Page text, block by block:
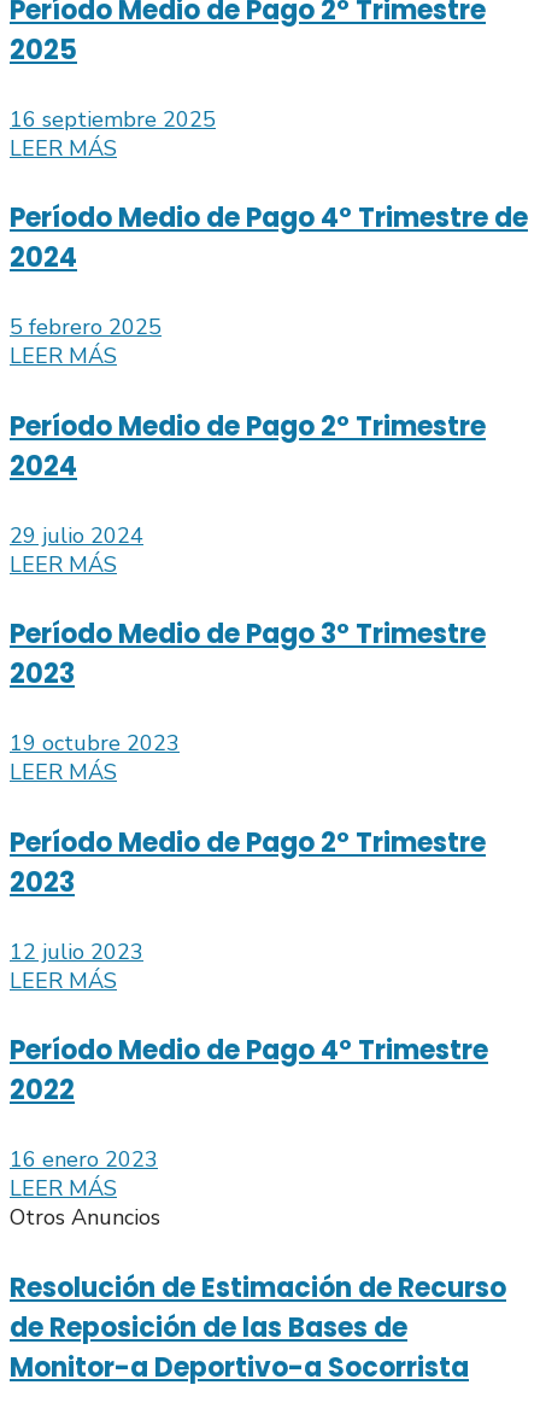
Período Medio de Pago 2º Trimestre
2025
16 septiembre 2025
LEER MÁS
Período Medio de Pago 4º Trimestre de
2024
5 febrero 2025
LEER MÁS
Período Medio de Pago 2º Trimestre
2024
29 julio 2024
LEER MÁS
Período Medio de Pago 3º Trimestre
2023
19 octubre 2023
LEER MÁS
Período Medio de Pago 2º Trimestre
2023
12 julio 2023
LEER MÁS
Período Medio de Pago 4º Trimestre
2022
16 enero 2023
LEER MÁS
Otros Anuncios
Resolución de Estimación de Recurso
de Reposición de las Bases de
Monitor-a Deportivo-a Socorrista